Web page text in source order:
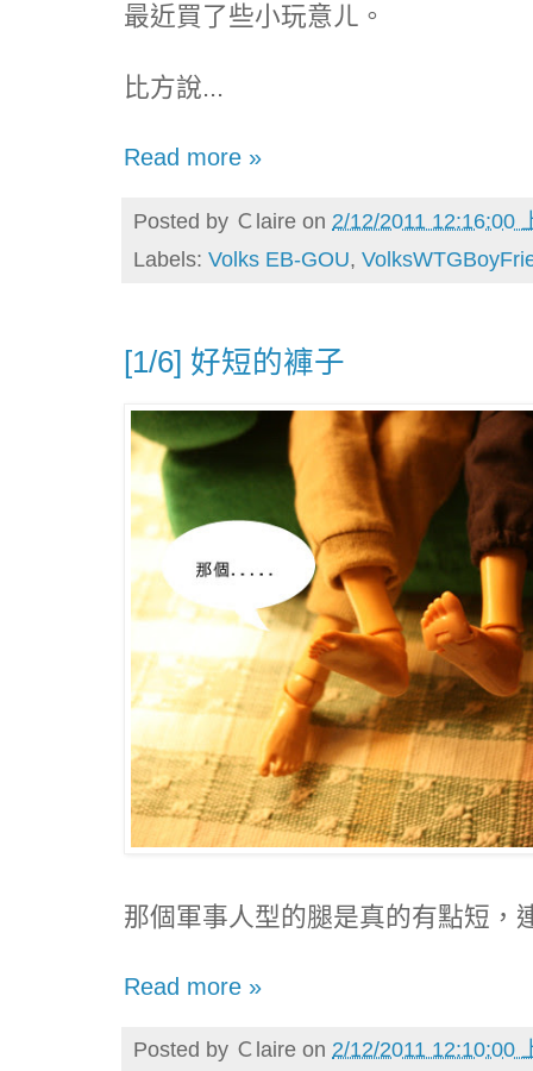
最近買了些小玩意ㄦ。
比方說...
Read more »
Posted by Ｃlaire on 2/12/2011 12:16:00
Labels: Volks EB-GOU,
[1/6] 好短的褲子
那個軍事人型的腿是真的有點短，
Read more »
Posted by Ｃlaire on 2/12/2011 12:10:00